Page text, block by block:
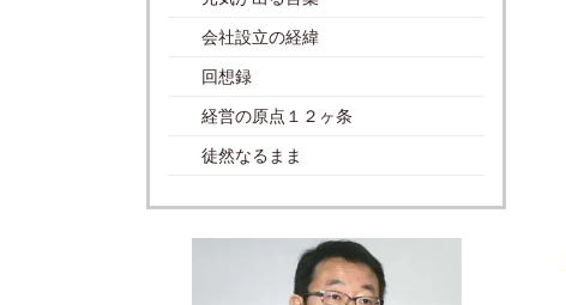
会社設立の経緯
回想録
経営の原点１２ヶ条
徒然なるまま